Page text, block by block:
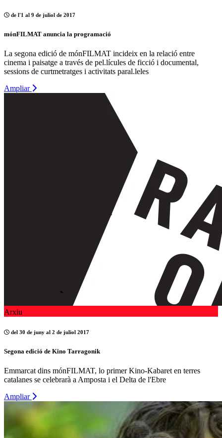
de l'1 al 9 de juliol de 2017
mónFILMAT anuncia la programació
La segona edició de mónFILMAT incideix en la relació entre
cinema i paisatge a través de pel.lícules de ficció i documental,
sessions de curtmetratges i activitats paral.leles
Ampliar
Arxiu
del 30 de juny al 2 de juliol 2017
Segona edició de Kino Tarragonik
Emmarcat dins mónFILMAT, lo primer Kino-Kabaret en terres
catalanes se celebrarà a Amposta i el Delta de l'Ebre
Ampliar